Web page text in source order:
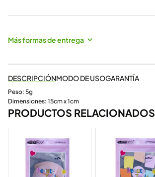
Más formas de entrega
DESCRIPCIÓNMODO DE USOGARANTÍA
Peso: 5g
Dimensiones: 15cm x 1cm
PRODUCTOS RELACIONADOS